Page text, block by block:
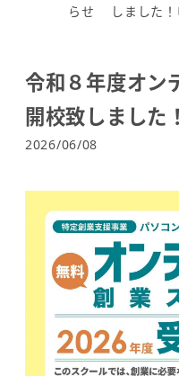
らせ
しました
令和８年度オン
開校致しました
2026/06/08